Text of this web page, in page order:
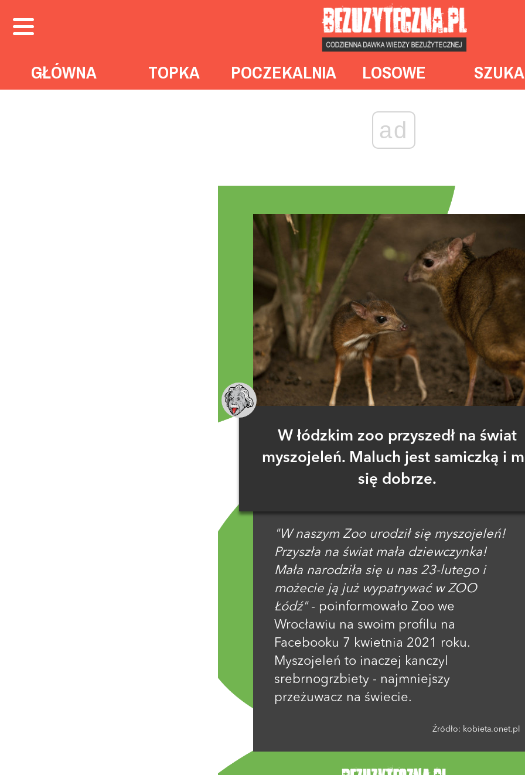
GŁÓWNA TOPKA POCZEKALNIA LOSOWE
ad
W łódzkim zoo przyszedł na świat
myszojeleń. Maluch jest samiczką i
się dobrze.
"W naszym Zoo urodził się myszojeleń!
Przyszła na świat mała dziewczynka!
Mała narodziła się u nas 23-lutego i
możecie ją już wypatrywać w ZOO
Łódź"- poinformowało Zoo we
Wrocławiu na swoim profilu na
Facebooku 7 kwietnia 2021 roku.
Myszojeleń to inaczej kanczyl
srebrnogrzbiety - najmniejszy
przeżuwacz na świecie.
Źródło: kobieta.onet.pl